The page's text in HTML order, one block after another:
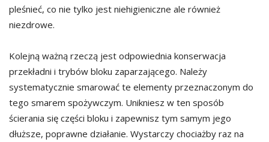
pleśnieć, co nie tylko jest niehigieniczne ale również
niezdrowe.
Kolejną ważną rzeczą jest odpowiednia konserwacja
przekładni i trybów bloku zaparzającego. Należy
systematycznie smarować te elementy przeznaczonym do
tego smarem spożywczym. Unikniesz w ten sposób
ścierania się części bloku i zapewnisz tym samym jego
dłuższe, poprawne działanie. Wystarczy chociażby raz na